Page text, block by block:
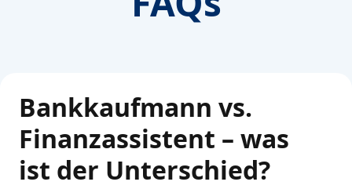
Bankkaufmann vs.
Finanzassistent – was
ist der Unterschied?